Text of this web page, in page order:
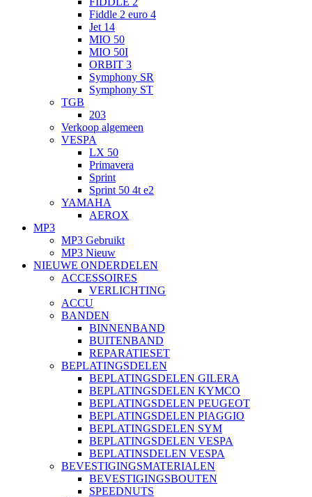
Fiddle 2 euro 4
Jet 14
MIO 50
MIO 50I
ORBIT 3
Symphony SR
Symphony ST
TGB
203
Verkoop algemeen
VESPA
LX 50
Primavera
Sprint
Sprint 50 4t e2
YAMAHA
AEROX
MP3
MP3 Gebruikt
MP3 Nieuw
NIEUWE ONDERDELEN
ACCESSOIRES
VERLICHTING
ACCU
BANDEN
BINNENBAND
BUITENBAND
REPARATIESET
BEPLATINGSDELEN
BEPLATINGSDELEN GILERA
BEPLATINGSDELEN KYMCO
BEPLATINGSDELEN PEUGEOT
BEPLATINGSDELEN PIAGGIO
BEPLATINGSDELEN SYM
BEPLATINGSDELEN VESPA
BEPLATINSDELEN VESPA
BEVESTIGINGSMATERIALEN
BEVESTIGINGSBOUTEN
SPEEDNUTS